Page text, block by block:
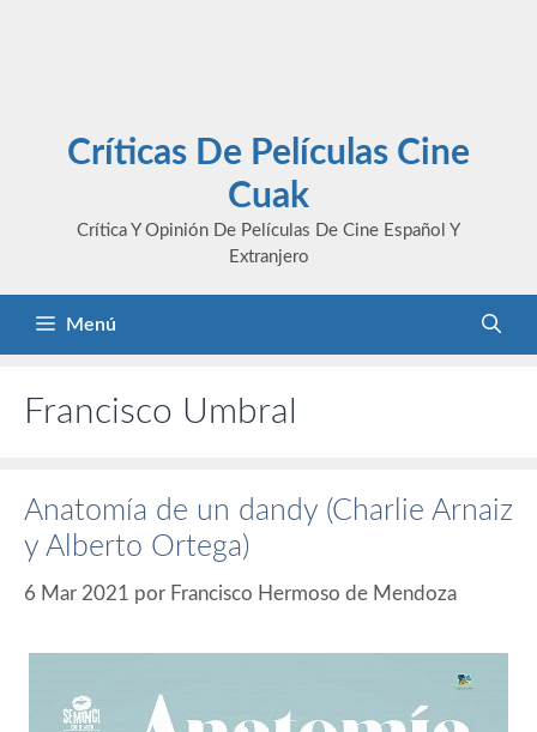
Críticas De Películas Cine
Cuak
Crítica Y Opinión De Películas De Cine Español Y
Extranjero
Menú
Francisco Umbral
Anatomía de un dandy (Charlie Arnaiz
y Alberto Ortega)
6 Mar 2021 por Francisco Hermoso de Mendoza